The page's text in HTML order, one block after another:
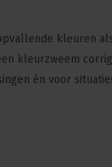
kleuren
kleurzweem
én voor